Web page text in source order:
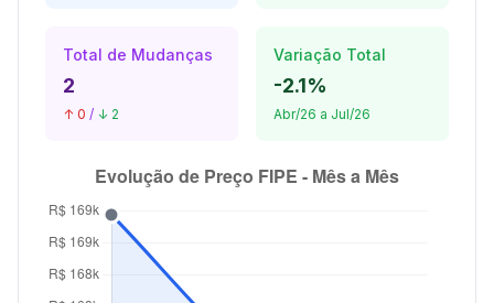
Total de Mudanças
2
↑ 0 / ↓ 2
Variação Total
-2.1%
Abr/26 a Jul/26